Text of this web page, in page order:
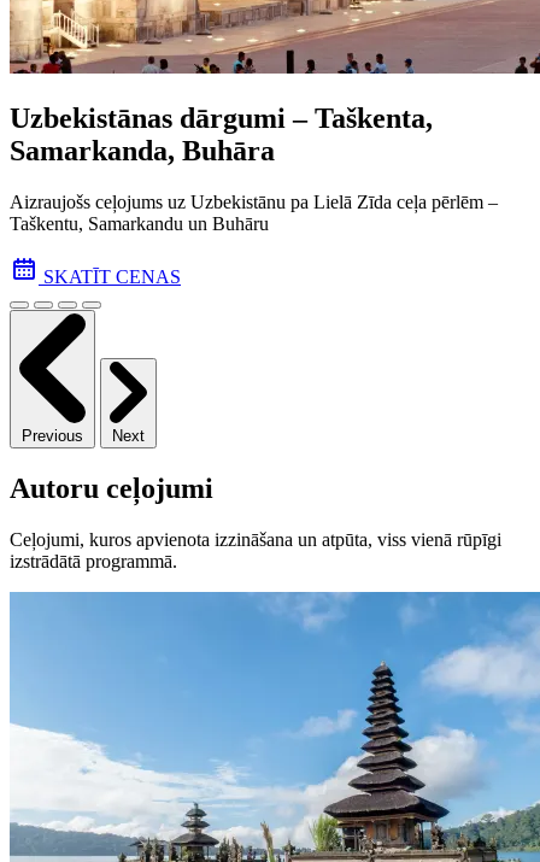
Uzbekistānas dārgumi – Taškenta,
Samarkanda, Buhāra
Aizraujošs ceļojums uz Uzbekistānu pa Lielā Zīda ceļa pēr­lēm –
Taškentu, Samarkandu un Buhāru
SKATĪT CENAS
Previous Next
Autoru ceļojumi
Ceļojumi, kuros apvienota izzināšana un atpūta, viss vienā rūpīgi
izstrādātā programmā.